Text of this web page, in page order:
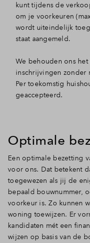
kunt tijdens de
om je voorkeuren
wordt uiteindelijk
staat aangemeld.
We behouden ons
inschrijvingen zonder
Per toekomstig
geaccepteerd.
Optimale
Een optimale bezetting
voor ons. Dat betekent
toegewezen als jij de
bepaald bouwnummer,
voorkeur is. Zo kunnen
woning toewijzen. Er
kandidaten mét een
wijzen op basis van de